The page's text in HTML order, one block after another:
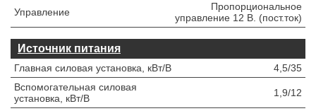
Управление
Пропорциональное
управление 12 В. (пост.ток)
Источник питания
Главная силовая установка, кВт/В
4,5/35
Вспомогательная силовая
установка, кВт/В
1,9/12